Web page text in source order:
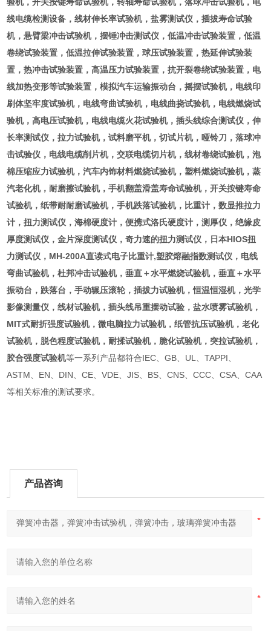
验机，开关按键寿命试验机，转轴寿命试验机，落球冲击试验机，电
线电缆检测设备，线材伸长率试验机，盐雾测试仪，插拔寿命试验
机，悬臂梁冲击试验机，摆锤冲击测试仪，低温冲击试验装置，低温
卷绕试验装置，低温拉伸试验装置，球压试验装置，热延伸试验装
置，热冲击试验装置，高温压力试验装置，抗开裂卷绕试验装置，电
线加热变形等试验装置，模拟汽车运输振动台，摇摆试验机，电线印
刷体坚牢度试验机，电线弯曲试验机，电线曲挠试验机，电线燃烧试
验机，高电压试验机，电线电缆火花试验机，插头线综合测试仪，伸
长率测试仪，拉力试验机，试料磨平机，切试片机，哑铃刀，落球冲
击试验仪，电线电缆削片机，交联电缆切片机，线材卷绕试验机，泡
棉压缩应力试验机，汽车内饰材料燃烧试验机，塑料燃烧试验机，蒸
汽老化机，耐磨擦试验机，手机翻盖滑盖寿命试验机，开关按键寿命
试验机，纸带耐耐磨试验机，手机跌落试验机，比重计，数显推拉力
计，扭力测试仪，海棉硬度计，便携式洛氏硬度计，测厚仪，绝缘皮
厚度测试仪，金片深度测试仪，奇力速的扭力测试仪，日本HIOS扭
力测试仪，MH-200A直读式电子比重计,塑胶熔融指数测试仪，电线
弯曲试验机，杜邦冲击试验机，垂直＋水平燃烧试验机，垂直＋水平
振动台，跌落台，手动辗压滚轮，插拔力试验机，恒温恒湿机，光学
影像测量仪，线材试验机，插头线吊重摆动试验，盐水喷雾试验机，
MIT式耐折强度试验机，微电脑拉力试验机，纸管抗压试验机，老化
试验机，脱色程度试验机，耐揉试验机，脆化试验机，突拉试验机，
胶合强度试验机等一系列产品都符合IEC、GB、UL、TAPPI、
ASTM、EN、DIN、CE、VDE、JIS、BS、CNS、CCC、CSA、CAA
等相关标准的测试要求。
产品咨询